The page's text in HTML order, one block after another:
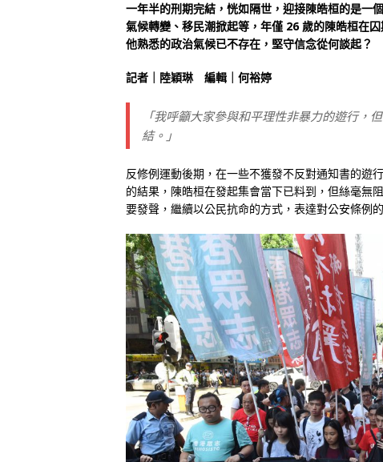
一年半的刑期完結，恍如隔世，迎接陳皓桓的是一
氣候轉變、移民潮掀起等，年僅 26 歲的陳皓桓在
他熟悉的政治氣候已不存在，堅守信念從何談起？
記者｜陸穎琳 編輯｜何裕婷
「我呼籲大家參與和平理性非暴力的遊行，
結。」
反修例運動後期，在一些不獲發不反對通知書的遊
的結果，陳皓桓在發起集會當下已料到，但絲毫無
要發聲，繼續以公民抗命的方式，表達對公安條例